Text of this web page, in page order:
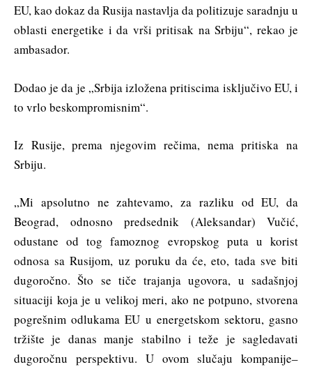
EU, kao dokaz da Rusija nastavlja da politizuje saradnju u
oblasti energetike i da vrši pritisak na Srbiju“, rekao je
ambasador.
Dodao je da je „Srbija izložena pritiscima isključivo EU, i
to vrlo beskompromisnim“.
Iz Rusije, prema njegovim rečima, nema pritiska na
Srbiju.
„Mi apsolutno ne zahtevamo, za razliku od EU, da
Beograd, odnosno predsednik (Aleksandar) Vučić,
odustane od tog famoznog evropskog puta u korist
odnosa sa Rusijom, uz poruku da će, eto, tada sve biti
dugoročno. Što se tiče trajanja ugovora, u sadašnjoj
situaciji koja je u velikoj meri, ako ne potpuno, stvorena
pogrešnim odlukama EU u energetskom sektoru, gasno
tržište je danas manje stabilno i teže je sagledavati
dugoročnu perspektivu. U ovom slučaju kompanije–